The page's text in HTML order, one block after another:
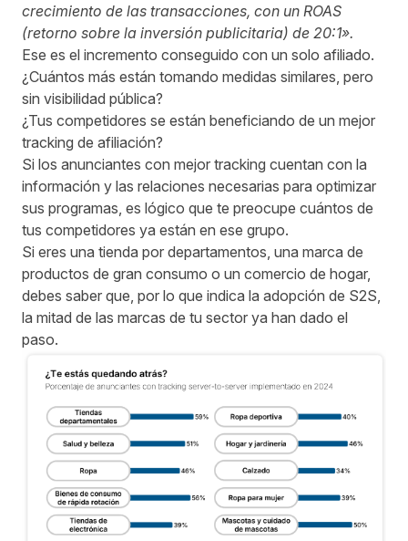
crecimiento de las transacciones, con un ROAS
(retorno sobre la inversión publicitaria) de 20:1».
Ese es el incremento conseguido con un solo afiliado.
¿Cuántos más están tomando medidas similares, pero
sin visibilidad pública?
¿Tus competidores se están beneficiando de un mejor
tracking de afiliación?
Si los anunciantes con mejor tracking cuentan con la
información y las relaciones necesarias para optimizar
sus programas, es lógico que te preocupe cuántos de
tus competidores ya están en ese grupo.
Si eres una tienda por departamentos, una marca de
productos de gran consumo o un comercio de hogar,
debes saber que, por lo que indica la adopción de S2S,
la mitad de las marcas de tu sector ya han dado el
paso.